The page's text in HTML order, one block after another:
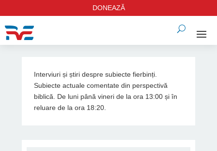
DONEAZĂ
Interviuri și știri despre subiecte fierbinți.
Subiecte actuale comentate din perspectivă
biblică. De luni până vineri de la ora 13:00 și în
reluare de la ora 18:20.